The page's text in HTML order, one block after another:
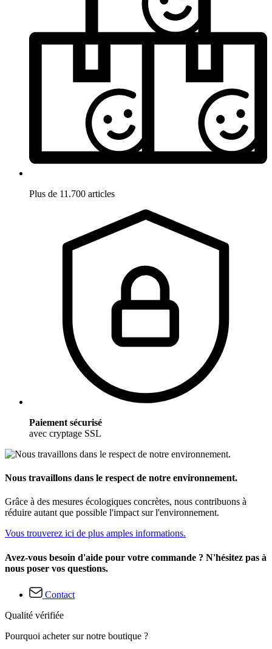
Plus de 11.700 articles
Paiement sécurisé
avec cryptage SSL
Nous travaillons dans le respect de notre environnement.
Grâce à des mesures écologiques concrètes, nous contribuons à
réduire autant que possible l'impact sur l'environnement.
Vous trouverez ici de plus amples informations.
Avez-vous besoin d'aide pour votre commande ? N'hésitez pas à
nous poser vos questions.
Contact
Qualité vérifiée
Pourquoi acheter sur notre boutique ?